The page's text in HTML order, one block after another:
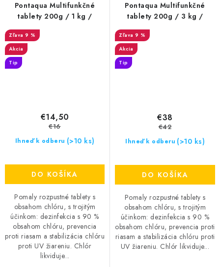
Pontaqua Multifunkčné
tablety 200g / 1 kg /
9 %
Akcia
Tip
Ihneď k odberu (>10 ks)
€14,50
€16
DO KOŠÍKA
Pomaly rozpustné tablety s
obsahom chlóru, s trojitým
účinkom: dezinfekcia s 90 %
obsahom chlóru, prevencia
proti riasam a stabilizácia chlóru
proti UV žiareniu. Chlór
likviduje...
Pontaqua Multifunkčné
tablety 200g / 3 kg /
9 %
Akcia
Tip
Ihneď k odberu (>10 ks)
€38
€42
DO KOŠÍKA
Pomaly rozpustné tablety s
obsahom chlóru, s trojitým
účinkom: dezinfekcia s 90 %
obsahom chlóru, prevencia proti
riasam a stabilizácia chlóru proti
UV žiareniu. Chlór likviduje...